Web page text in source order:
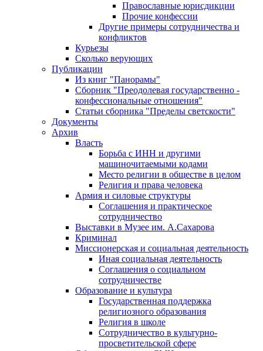
Православные юрисдикции
Прочие конфессии
Другие примеры сотрудничества и
конфликтов
Курьезы
Сколько верующих
Публикации
Из книг "Панорамы"
Сборник "Преодолевая государственно -
конфессиональные отношения"
Статьи сборника "Пределы светскости"
Документы
Архив
Власть
Борьба с ИНН и другими
машиночитаемыми кодами
Место религии в обществе в целом
Религия и права человека
Армия и силовые структуры
Соглашения и практическое
сотрудничество
Выставки в Музее им. А.Сахарова
Криминал
Миссионерская и социальная деятельность
Иная социальная деятельность
Соглашения о социальном
сотрудничестве
Образование и культура
Государственная поддержка
религиозного образования
Религия в школе
Сотрудничество в культурно-
просветительской сфере